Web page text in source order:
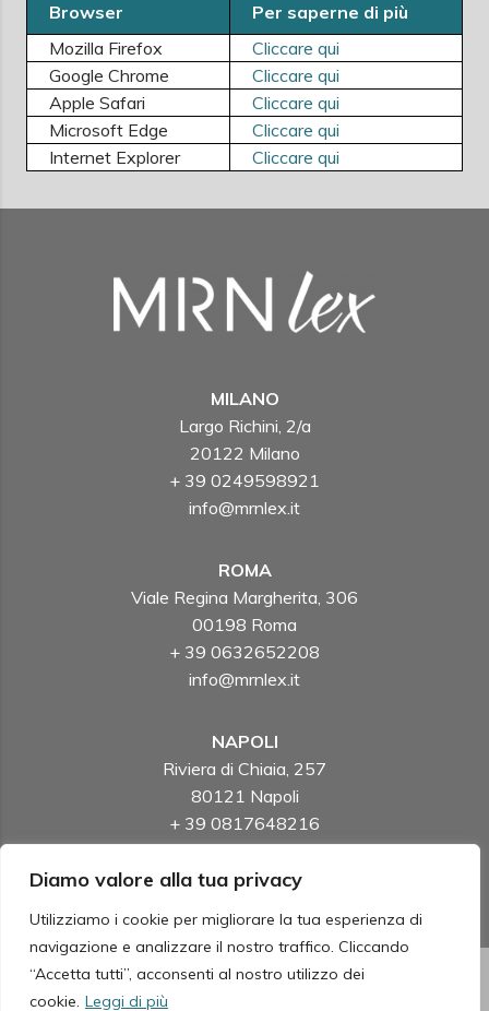
Diamo valore alla tua privacy
Utilizziamo i cookie per migliorare la tua esperienza di
navigazione e analizzare il nostro traffico. Cliccando
“Accetta tutti”, acconsenti al nostro utilizzo dei
cookie. Leggi di più
Browser
Per saperne di più
Mozilla Firefox
Cliccare qui
Google Chrome
Cliccare qui
Apple Safari
Cliccare qui
Microsoft Edge
Cliccare qui
Internet Explorer
Cliccare qui
MILANO
Largo Richini, 2/a
20122 Milano
+ 39 0249598921
info@mrnlex.it
ROMA
Viale Regina Margherita, 306
00198 Roma
+ 39 0632652208
info@mrnlex.it
NAPOLI
Riviera di Chiaia, 257
80121 Napoli
+ 39 0817648216
info@mrnlex.it
Copyright © 2026 -Privacy policy
© Fotografie di Alex Trusty